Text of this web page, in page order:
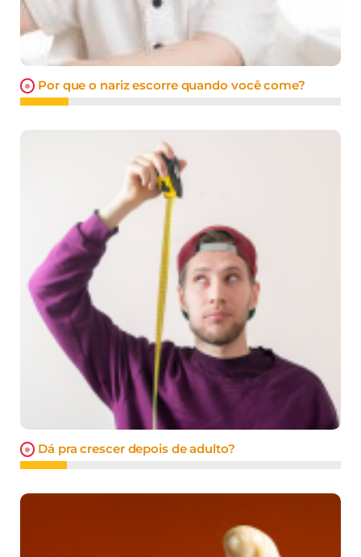
Por que o nariz escorre quando você come?
Dá pra crescer depois de adulto?